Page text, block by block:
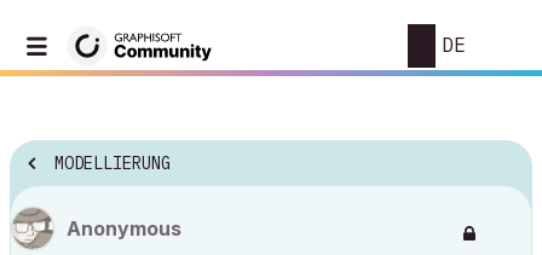
DE
MODELLIERUNG
Anonymous